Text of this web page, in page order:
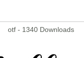
otf - 1340 Downloads